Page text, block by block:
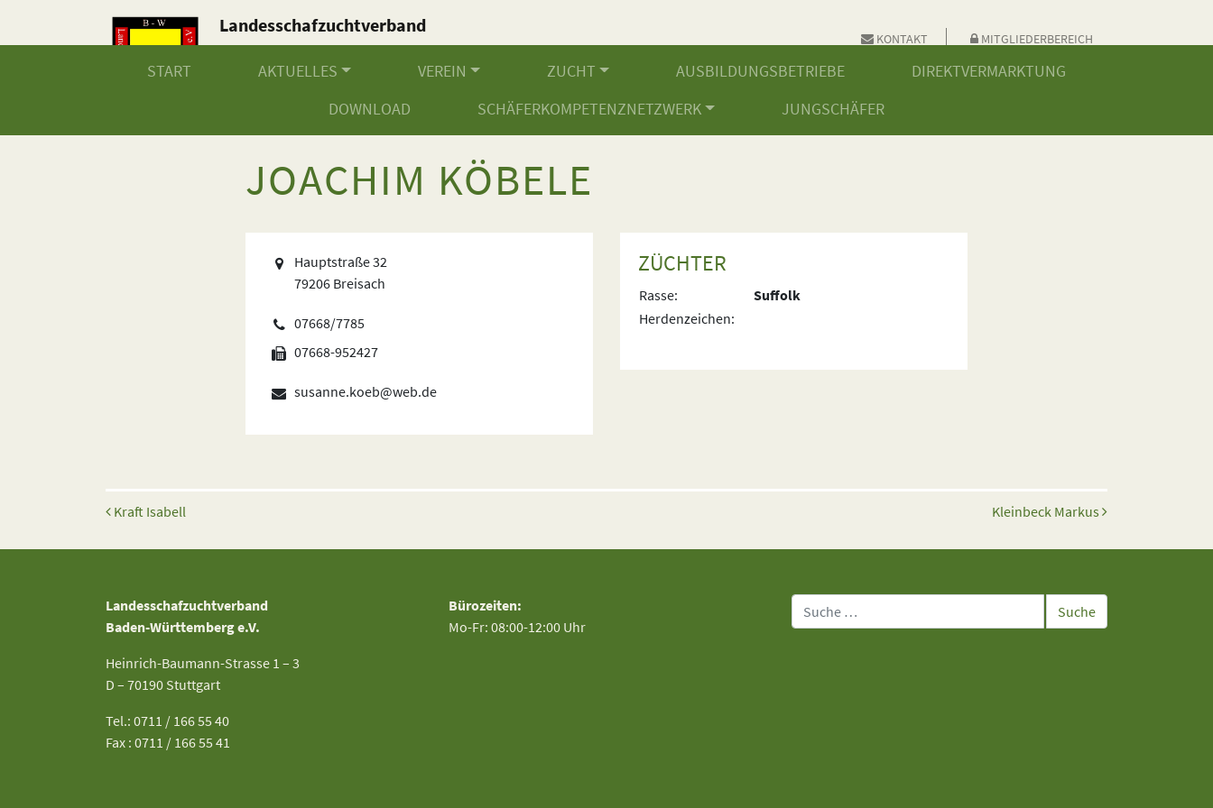
Landesschafzuchtverband
Baden-Württemberg e.V.
KONTAKT MITGLIEDERBEREICH
START AKTUELLES VEREIN ZUCHT AUSBILDUNGSBETRIEBE
DIREKTVERMARKTUNG
DOWNLOAD
SCHÄFERKOMPETENZNETZWERK JUNGSCHÄFER
JOACHIM KÖBELE
Hauptstraße 32
79206 Breisach
07668/7785
07668-952427
susanne.koeb@web.de
ZÜCHTER
Rasse:
Suffolk
Herdenzeichen:
Beitrags-Navigation
Kraft Isabell Kleinbeck Markus
Landesschafzuchtverband
Baden-Württemberg e.V.
Heinrich-Baumann-Strasse 1 – 3
D – 70190 Stuttgart
Tel.: 0711 / 166 55 40
Fax : 0711 / 166 55 41
Bürozeiten:
Mo-Fr: 08:00-12:00 Uhr
Suche